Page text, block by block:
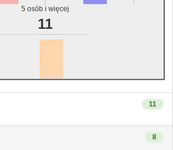
5 osób i więcej
11
11
8